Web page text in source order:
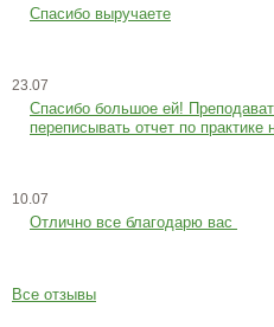
Спасибо выручаете
23.07
Cпасибо большое ей!
переписывать отчет по практике
10.07
Отлично все благодарю вас
Все отзывы